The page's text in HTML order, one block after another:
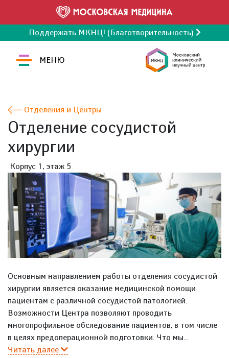
Поддержать МКНЦ! (Благотворительность)
МЕНЮ
Отделения и Центры
Отделение сосудистой
хирургии
Корпус 1, этаж 5
Основным направлением работы отделения сосудистой
хирургии является оказание медицинской помощи
пациентам с различной сосудистой патологией.
Возможности Центра позволяют проводить
многопрофильное обследование пациентов, в том числе
в целях предоперационной подготовки. Что мы...
Читать далее